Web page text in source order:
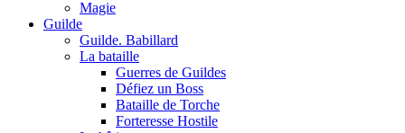
Magie
Guilde
Guilde. Babillard
La bataille
Guerres de Guildes
Défiez un Boss
Bataille de Torche
Forteresse Hostile